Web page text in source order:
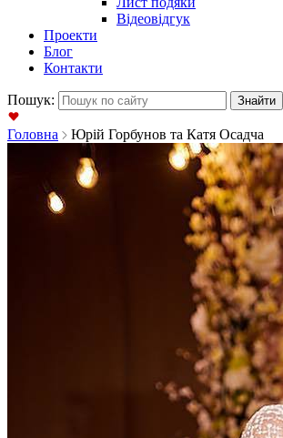
Відеовідгук
Проекти
Блог
Контакти
Пошук:
Головна Юрій Горбунов та Катя Осадча